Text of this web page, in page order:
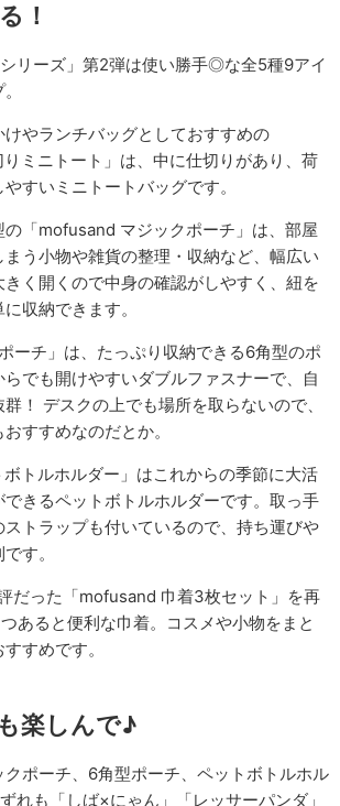
！
リーズ」第2弾は使い勝手◎な全5種9アイ
やランチバッグとしておすすめの
りミニトート」は、中に仕切りがあり、荷
すいミニトートバッグです。
の「mofusand マジックポーチ」は、部屋
う小物や雑貨の整理・収納など、幅広い
く開くので中身の確認がしやすく、紐を
収納できます。
ーチ」は、たっぷり収納できる6角型のポ
でも開けやすいダブルファスナーで、自
！ デスクの上でも場所を取らないので、
すすめなのだとか。
ボトルホルダー」はこれからの季節に大活
きるペットボトルホルダーです。取っ手
トラップも付いているので、持ち運びや
す。
だった「mofusand 巾着3枚セット」を再
あると便利な巾着。コスメや小物をまと
すめです。
楽しんで♪
クポーチ、6角型ポーチ、ペットボトルホル
れも「しば×にゃん」「レッサーパンダ」